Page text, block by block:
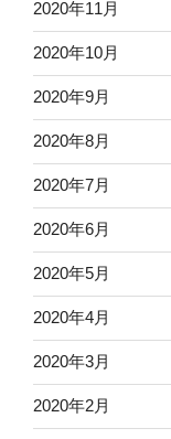
2020年11月
2020年10月
2020年9月
2020年8月
2020年7月
2020年6月
2020年5月
2020年4月
2020年3月
2020年2月